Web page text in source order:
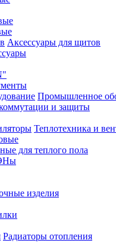
Аксессуары для щитов
Промышленное
и защиты
Теплотехника и
для теплого пола
изделия
Радиаторы отопления